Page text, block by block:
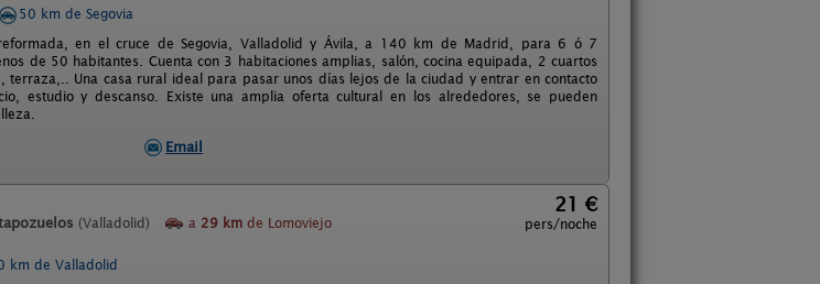
50 km de Segovia
en el cruce de Segovia, Valladolid y Ávila, a 140 km de Madrid, para 6 ó 7
de 50 habitantes. Cuenta con 3 habitaciones amplias, salón, cocina equipada, 2 cuartos
Una casa rural ideal para pasar unos días lejos de la ciudad y entrar en contacto
estudio y descanso. Existe una amplia oferta cultural en los alrededores, se pueden
Email
(Valladolid) a 29 km de Lomoviejo
21 €
pers/noche
km de Valladolid